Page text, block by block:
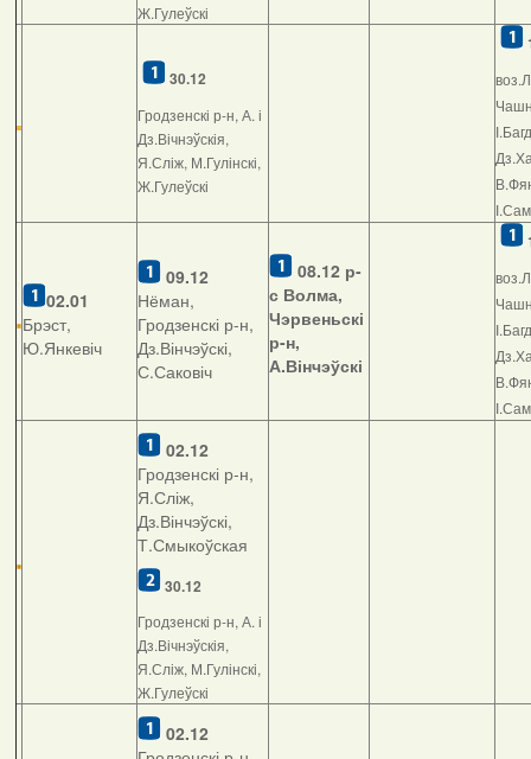
Ж.Гулеўскі
30.12
Гродзенскі р-н, А. і
Дз.Вічнэўскія,
Я.Сліж, М.Гулінскі,
Ж.Гулеўскі
02.01
Брэст,
Ю.Янкевіч
09.12
Нёман,
Гродзенскі р-н,
Дз.Вінчэўскі,
С.Саковіч
08.12 р-
с Волма,
Чэрвеньскі
р-н,
А.Вінчэўскі
02.12
Гродзенскі р-н,
Я.Сліж,
Дз.Вінчэўскі,
Т.Смыкоўская
30.12
Гродзенскі р-н, А. і
Дз.Вічнэўскія,
Я.Сліж, М.Гулінскі,
Ж.Гулеўскі
02.12